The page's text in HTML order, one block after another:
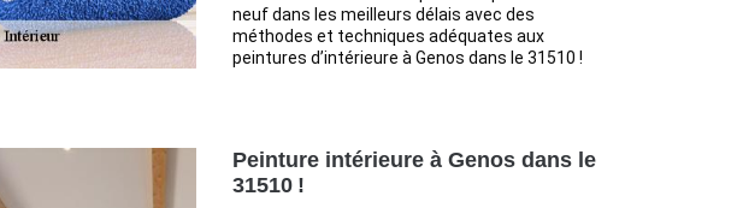
neuf dans les meilleurs délais avec des
méthodes et techniques adéquates aux
peintures d’intérieure à Genos dans le 31510 !
Peinture intérieure à Genos dans le
31510 !